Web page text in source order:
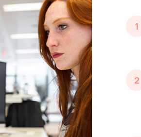
1
2